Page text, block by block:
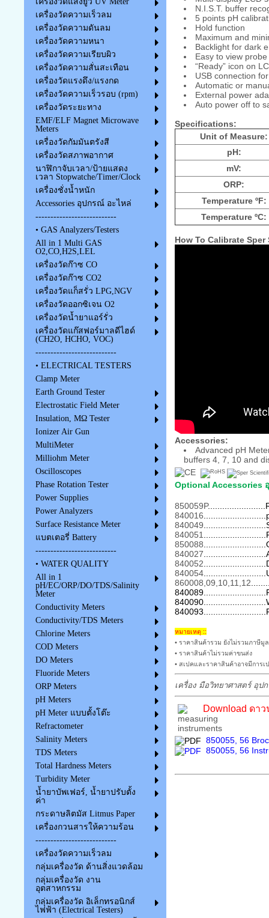
เครื่องวัดความเร็วลม
เครื่องวัดความดันลม
เครื่องวัดความหนา
เครื่องวัดความเรียบผิว
เครื่องวัดความสั่นสะเทือน
เครื่องวัดแรงดึง/แรงกด
เครื่องวัดความเร็วรอบ (rpm)
เครื่องวัดระยะทาง
EMF/ELF Magnet Microwave
Meters
เครื่องวัดกัมมันตรังสี
เครื่องวัดสภาพอากาศ
นาฬิกาจับเวลา/ป้ายแสดง
เวลา Stopwatche/Timer/Clock
เครื่องชั่งน้ำหนัก
Accessories อุปกรณ์ อะไหล่
---------------------------
• GAS Analyzers/Testers
All in 1 Multi GAS
O2,CO,H2S,LEL
เครื่องวัดก๊าซ CO
เครื่องวัดก๊าซ CO2
เครื่องวัดแก็สรั่ว LPG,NGV
เครื่องวัดออกซิเจน O2
เครื่องวัดน้ำยาแอร์รั่ว
เครื่องวัดแก๊สฟอร์มาลดีไฮด์
(CH2O, HCHO, VOC)
---------------------------
• ELECTRICAL TESTERS
Clamp Meter
Earth Ground Tester
Electrostatic Field Meter
Insulation, MΩ Tester
Ionizer Air Gun
MultiMeter
Milliohm Meter
Oscilloscopes
Phase Rotation Tester
Power Supplies
Power Analyzers
Surface Resistance Meter
แบตเตอรี่ Battery
---------------------------
• WATER QUALITY
All in 1
pH/EC/ORP/DO/TDS/Salinity
Meter
Conductivity Meters
Conductivity/TDS Meters
Chlorine Meters
COD Meters
DO Meters
Fluoride Meters
ORP Meters
pH Meters
pH Meter แบบตั้งโต๊ะ
Refractometer
Salinity Meters
TDS Meters
Total Hardness Meters
Turbidity Meter
น้ำยาบัพเฟอร์, น้ำยาปรับตั้ง
ค่า
กระดาษลิตมัส Litmus Paper
เครื่องกวนสารให้ความร้อน
---------------------------
เครื่องวัดความเร็วลม
กลุ่มเครื่องวัด ด้านสิ่งแวดล้อม
กลุ่มเครื่องวัด งาน
อุตสาหกรรม
กลุ่มเครื่องวัด อิเล็กทรอนิกส์
ไฟฟ้า (Electrical Testers)
N.I.S.T. buffer
5 points pH
Hold function
Maximum and
Backlight for dark
Easy to view
“Ready” icon on
USB connection
Automatic or
External power
Auto power off to
Specifications:
Unit of Measure:
pH:
mV:
ORP:
Temperature ºF:
Temperature ºC:
How To Calibrate
Accessories:
Advanced pH
buffers 4, 7, 10 and
Optional Accessories
850059P
840016
840049
840051
850088
840027
840052
840054
860008,09,10,11,12
หมายเหตุ ::
• ราคาสินค้ารวม ยังไม่รวมภาษีมู
• ราคาสินค้าไม่รวมค่าขนส่ง
• สเปคและราคาสินค้าอาจมีการ
เครื่อง มือวิทยาศาสตร์ อุป
Download ดา
850055, 56
850055, 56